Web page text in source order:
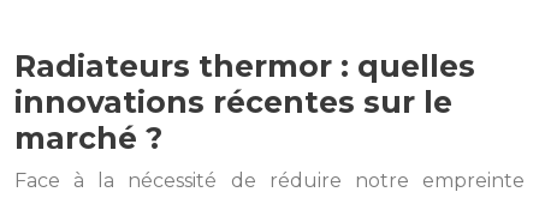
Radiateurs thermor : quelles
innovations récentes sur le
marché ?
Face à la nécessité de réduire notre empreinte